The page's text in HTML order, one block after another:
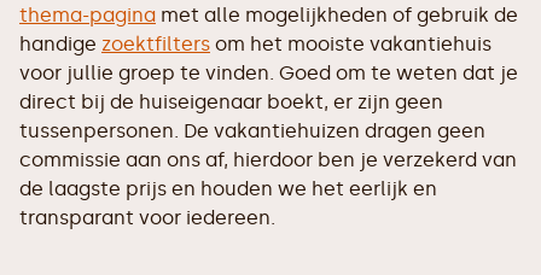
thema-pagina met alle mogelijkheden of gebruik de
handige zoektfilters om het mooiste vakantiehuis
voor jullie groep te vinden. Goed om te weten dat je
direct bij de huiseigenaar boekt, er zijn geen
tussenpersonen. De vakantiehuizen dragen geen
commissie aan ons af, hierdoor ben je verzekerd van
de laagste prijs en houden we het eerlijk en
transparant voor iedereen.